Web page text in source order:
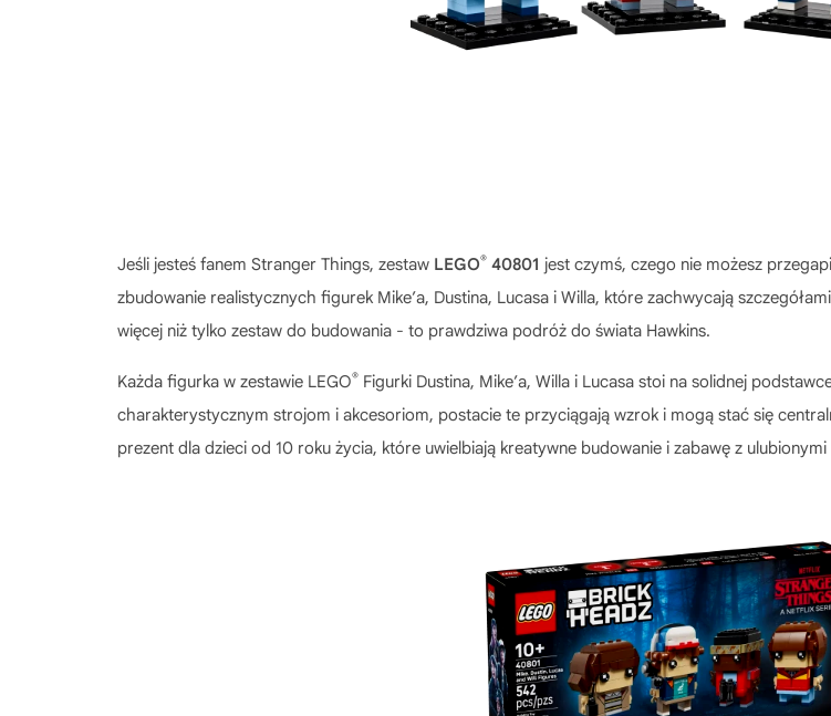
Jeśli jesteś fanem Stranger Things, zestaw LEGO® 40801 jest czymś, czego nie możesz
zbudowanie realistycznych figurek Mike’a, Dustina, Lucasa i Willa, które zachwycają
więcej niż tylko zestaw do budowania - to prawdziwa podróż do świata Hawkins.
Każda figurka w zestawie LEGO® Figurki Dustina, Mike’a, Willa i Lucasa stoi na solidnej
charakterystycznym strojom i akcesoriom, postacie te przyciągają wzrok i mogą stać się
prezent dla dzieci od 10 roku życia, które uwielbiają kreatywne budowanie i zabawę z